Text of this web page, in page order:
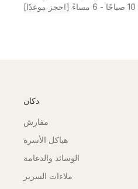
[احجز موعدًا]
دكان
مفارش
هياكل الأسرة
الوسائد والدعامة
ملاءات السرير